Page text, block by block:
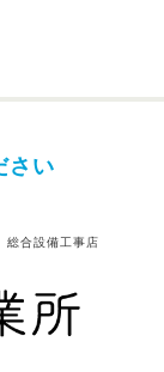
さい
合設備工事店